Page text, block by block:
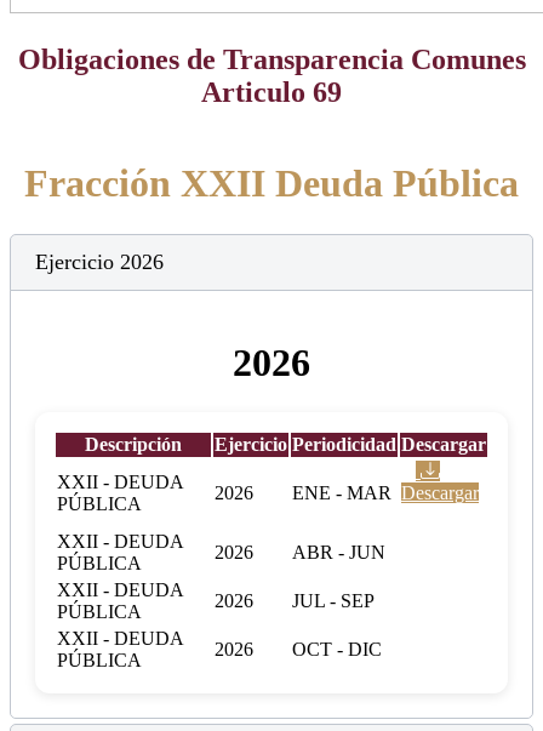
Obligaciones de Transparencia Comunes
Articulo 69
Fracción XXII Deuda Pública
Ejercicio 2026
2026
Descripción Ejercicio Periodicidad Descargar
XXII - DEUDA
PÚBLICA
2026 ENE - MAR Descargar
XXII - DEUDA
PÚBLICA
2026
ABR - JUN
XXII - DEUDA
PÚBLICA
2026
JUL - SEP
XXII - DEUDA
PÚBLICA
2026 OCT - DIC